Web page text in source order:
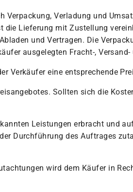
Verladung und
die Lieferung mit Zustellung
und Vertragen. Die
ausgelegten Fracht-,
Verkäufer eine entsprechende
Sollten sich die
Leistungen erbracht und
Durchführung des Auftrages
wird dem Käufer in